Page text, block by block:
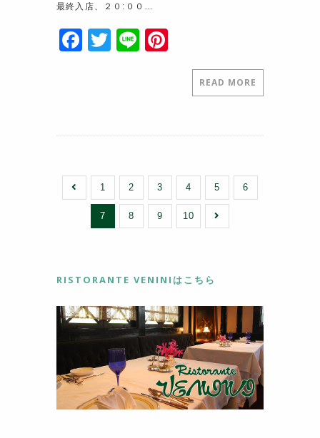
最終入店、２０:００…
F
b
o
k
T
Li
st
READ MORE
1 2 3 4 5 6
7 8 9 10
RISTORANTE VENINIはこちら